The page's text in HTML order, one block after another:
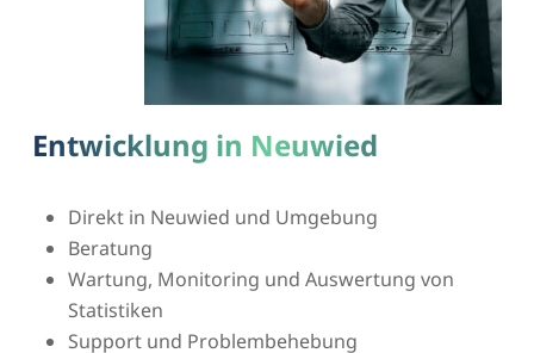
Entwicklung in Neuwied
Direkt in Neuwied und Umgebung
Beratung
Wartung, Monitoring und Auswertung von
Statistiken
Support und Problembehebung